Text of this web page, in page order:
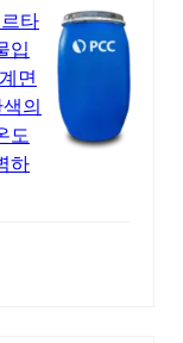
타
입
면
의
도
하